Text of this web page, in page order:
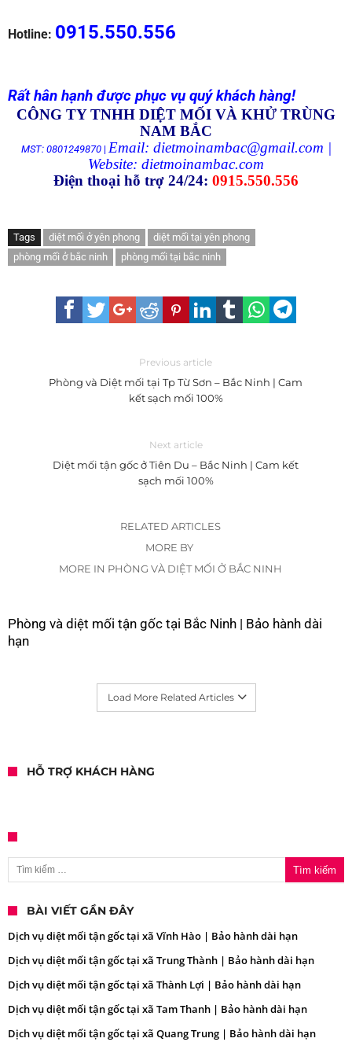
Hotline: 0915.550.556
Rất hân hạnh được phục vụ quý khách hàng!
CÔNG TY TNHH DIỆT MỐI VÀ KHỬ TRÙNG
NAM BẮC
MST: 0801249870| Email: dietmoinambac@gmail.com |
Website: dietmoinambac.com
Điện thoại hỗ trợ 24/24: 0915.550.556
Tags diệt mối ở yên phong
diệt mối tại yên phong
phòng mối ở bắc ninh
phòng mối tại bắc ninh
Previous article
Phòng và Diệt mối tại Tp Từ Sơn – Bắc Ninh | Cam
kết sạch mối 100%
Next article
Diệt mối tận gốc ở Tiên Du – Bắc Ninh | Cam kết
sạch mối 100%
RELATED ARTICLES
MORE BY
MORE IN PHÒNG VÀ DIỆT MỐI Ở BẮC NINH
Phòng và diệt mối tận gốc tại Bắc Ninh | Bảo hành dài
hạn
Load More Related Articles
HỖ TRỢ KHÁCH HÀNG
Tìm kiếm cho:
BÀI VIẾT GẦN ĐÂY
Dịch vụ diệt mối tận gốc tại xã Vĩnh Hào | Bảo hành dài hạn
Dịch vụ diệt mối tận gốc tại xã Trung Thành | Bảo hành dài hạn
Dịch vụ diệt mối tận gốc tại xã Thành Lợi | Bảo hành dài hạn
Dịch vụ diệt mối tận gốc tại xã Tam Thanh | Bảo hành dài hạn
Dịch vụ diệt mối tận gốc tại xã Quang Trung | Bảo hành dài hạn